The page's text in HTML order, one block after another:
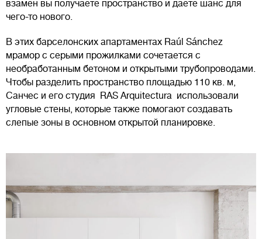
взамен вы получаете пространство и даете шанс для
чего-то нового.
В этих барселонских апартаментах Raúl Sánchez
мрамор с серыми прожилками сочетается с
необработанным бетоном и открытыми трубопроводами.
Чтобы разделить пространство площадью 110 кв. м,
Санчес и его студия RAS Arquitectura использовали
угловые стены, которые также помогают создавать
слепые зоны в основном открытой планировке.